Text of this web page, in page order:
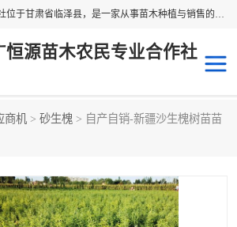
甘肃广恒源苗木农民合作社位于甘肃省临泽县，是一家从事苗木种植与销售的农民合作组织，合作社拥有苗木基地1500多亩，种植苗木品种40多个，年产各类苗木2000多万株。主营：白刺苗、红柳苗、梭梭苗等，我们以“种植一流的苗子，诚信经营”的经营理念，竭诚为每一位客户做优质的服务，欢迎来电咨询！
恒源苗木农民专业合作社
商机 > 砂生槐 > 自产自销-新疆沙生槐树苗苗
柠条
白刺苗